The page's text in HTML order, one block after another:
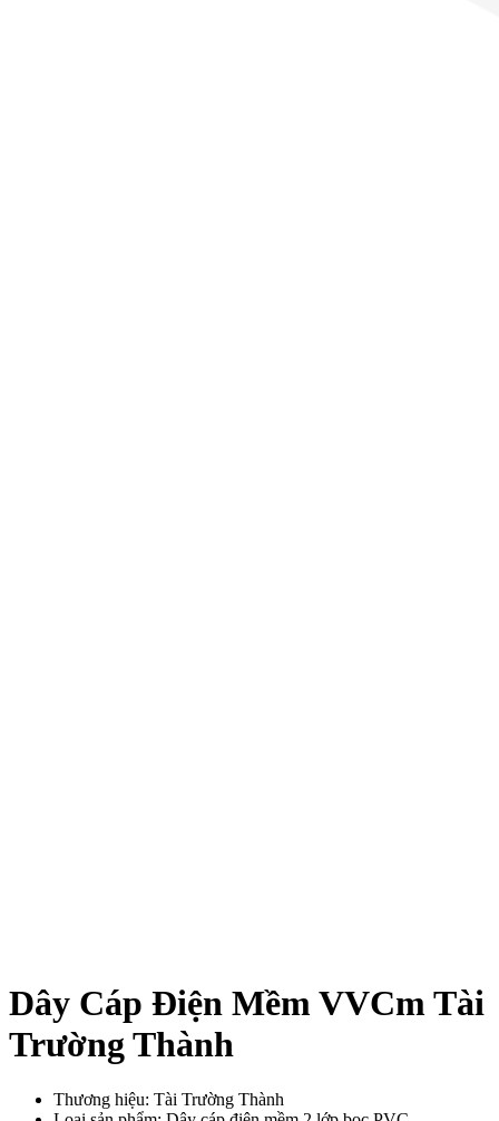
Dây Cáp Điện Mềm VVCm Tài
Trường Thành
Thương hiệu: Tài Trường Thành